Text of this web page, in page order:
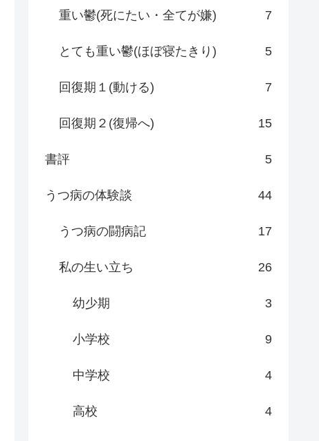
重い鬱(死にたい・全てが嫌) 7
とても重い鬱(ほぼ寝たきり) 5
回復期１(動ける) 7
回復期２(復帰へ) 15
書評 5
うつ病の体験談 44
うつ病の闘病記 17
私の生い立ち 26
幼少期 3
小学校 9
中学校 4
高校 4